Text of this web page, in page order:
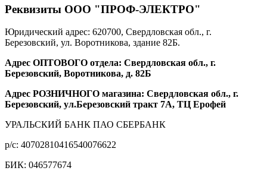
Реквизиты ООО "ПРОФ-ЭЛЕКТРО"
Юридический адрес: 620700, Свердловская обл., г.
Березовский, ул. Воротникова, здание 82Б.
Адрес ОПТОВОГО отдела: Свердловская обл., г.
Березовский, Воротникова, д. 82Б
Адрес РОЗНИЧНОГО магазина: Свердловская обл., г.
Березовский, ул.Березовский тракт 7А, ТЦ Ерофей
УРАЛЬСКИЙ БАНК ПАО СБЕРБАНК
р/c: 40702810416540076622
БИК: 046577674